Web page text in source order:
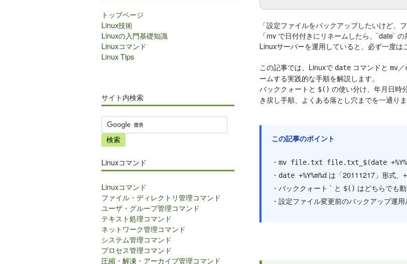
「設定ファイルをバックアップしたいけど、
「mv で日付付きにリネームしたら、`date`
Linuxサーバーを運用していると、必ず一度は
この記事では、Linuxで date コマンドと mv／
ームする実践的な手順を解説します。
バッククォートと $() の使い分け、年月日時
き戻し手順、よくある落とし穴までを一通りま
この記事のポイント
・ mv file.txt file.txt_$(date
・ date +%Y%m%d は「20111217」形式、
・バッククォート ` と $() はどちらでも
・設定ファイル変更前のバックアップ運
トップページ
Linux技術
Linuxの入門基礎知識
Linuxコマンド
Linux Tips
サイト内検索
サ
イ
ト
検
索
Linuxコマンド
Linuxコマンド
ファイル・ディレクトリ管理コマンド
ユーザ・グループ管理コマンド
テキスト処理コマンド
ネットワーク管理コマンド
システム管理コマンド
プロセス管理コマンド
圧縮・解凍・アーカイブ管理コマンド